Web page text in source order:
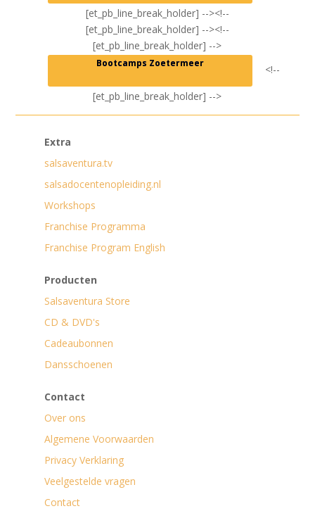
[et_pb_line_break_holder] --><!--
[et_pb_line_break_holder] --><!--
[et_pb_line_break_holder] -->
Bootcamps Zoetermeer
<!--
[et_pb_line_break_holder] -->
Extra
salsaventura.tv
salsadocentenopleiding.nl
Workshops
Franchise Programma
Franchise Program English
Producten
Salsaventura Store
CD & DVD's
Cadeaubonnen
Dansschoenen
Contact
Over ons
Algemene Voorwaarden
Privacy Verklaring
Veelgestelde vragen
Contact